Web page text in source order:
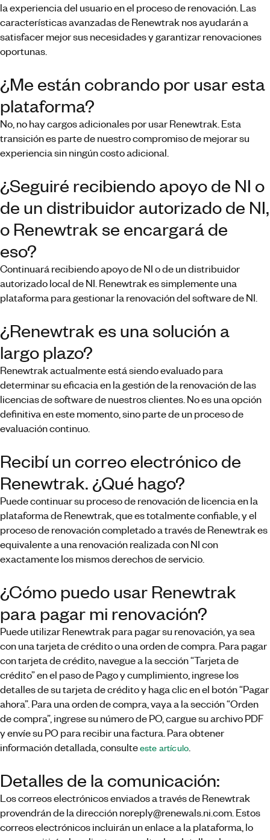
la experiencia del usuario en el proceso de renovación. Las
características avanzadas de Renewtrak nos ayudarán a
satisfacer mejor sus necesidades y garantizar renovaciones
oportunas.
¿Me están cobrando por usar esta
plataforma?
No, no hay cargos adicionales por usar Renewtrak. Esta
transición es parte de nuestro compromiso de mejorar su
experiencia sin ningún costo adicional.
¿Seguiré recibiendo apoyo de NI o
de un distribuidor autorizado de NI,
o Renewtrak se encargará de
eso?
Continuará recibiendo apoyo de NI o de un distribuidor
autorizado local de NI. Renewtrak es simplemente una
plataforma para gestionar la renovación del software de NI.
¿Renewtrak es una solución a
largo plazo?
Renewtrak actualmente está siendo evaluado para
determinar su eficacia en la gestión de la renovación de las
licencias de software de nuestros clientes. No es una opción
definitiva en este momento, sino parte de un proceso de
evaluación continuo.
Recibí un correo electrónico de
Renewtrak. ¿Qué hago?
Puede continuar su proceso de renovación de licencia en la
plataforma de Renewtrak, que es totalmente confiable, y el
proceso de renovación completado a través de Renewtrak es
equivalente a una renovación realizada con NI con
exactamente los mismos derechos de servicio.
¿Cómo puedo usar Renewtrak
para pagar mi renovación?
Puede utilizar Renewtrak para pagar su renovación, ya sea
con una tarjeta de crédito o una orden de compra. Para pagar
con tarjeta de crédito, navegue a la sección “Tarjeta de
crédito” en el paso de Pago y cumplimiento, ingrese los
detalles de su tarjeta de crédito y haga clic en el botón “Pagar
ahora”. Para una orden de compra, vaya a la sección “Orden
de compra”, ingrese su número de PO, cargue su archivo PDF
y envíe su PO para recibir una factura. Para obtener
información detallada, consulteeste artículo
Detalles de la comunicación:
Los correos electrónicos enviados a través de Renewtrak
provendrán de la dirección noreply@renewals.ni.com. Estos
correos electrónicos incluirán un enlace a la plataforma, lo